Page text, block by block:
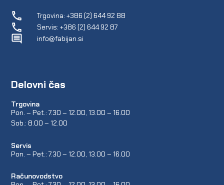
Trgovina: +386 (2) 644 92 88
Servis: +386 (2) 644 92 87
info@fabijan.si
Delovni čas
Trgovina
Pon. – Pet.: 7.30 – 12.00, 13.00 – 16.00
Sob.: 8.00 – 12.00
Servis
Pon. – Pet.: 7.30 – 12.00, 13.00 – 16.00
Računovodstvo